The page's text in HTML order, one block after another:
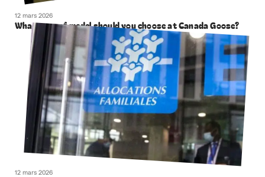
12 mars 2026
What type of model should you choose at Canada Goose?
12 mars 2026